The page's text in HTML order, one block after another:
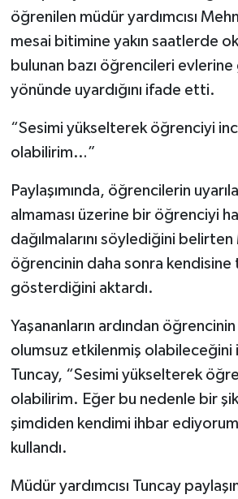
öğrenilen müdür yardımcısı
mesai bitimine yakın saatlerde
bulunan bazı öğrencileri
yönünde uyardığını ifade etti.
“Sesimi yükselterek öğrenciyi
olabilirim…”
Paylaşımında, öğrencilerin
almaması üzerine bir öğrenciyi
dağılmalarını söylediğini
öğrencinin daha sonra kendisine
gösterdiğini aktardı.
Yaşananların ardından
olumsuz etkilenmiş olabileceğini
Tuncay, “Sesimi yükselterek
olabilirim. Eğer bu nedenle bir
şimdiden kendimi ihbar
kullandı.
Müdür yardımcısı Tuncay